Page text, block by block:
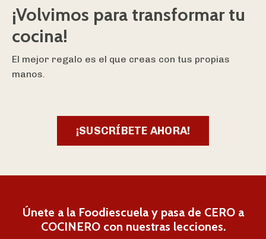
¡Volvimos para transformar tu
cocina!
El mejor regalo es el que creas con tus propias
manos.
¡SUSCRÍBETE AHORA!
Únete a la Foodiescuela y pasa de CERO a
COCINERO con nuestras lecciones.